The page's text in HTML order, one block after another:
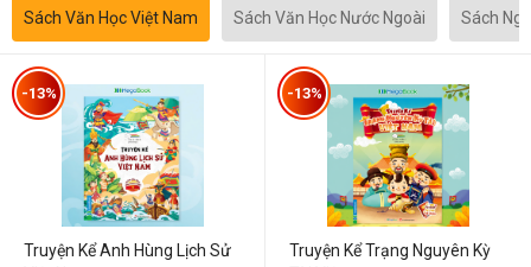
Sách Văn Học Việt Nam Sách Văn Học Nước Ngoài Sách
Truyện Kể Anh Hùng Lịch Sử
-13%
Truyện Kể Trạng Nguyên Kỳ
-13%